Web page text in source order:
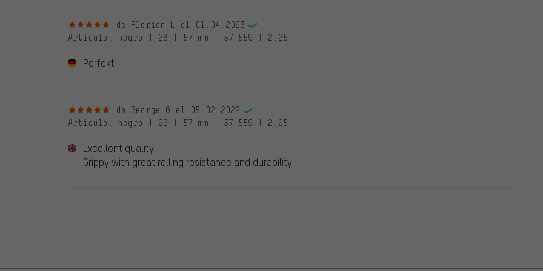
5 de 5 estrellasde Florian L. el 01.04.2023
Artículo : negro | 26 | 57 mm | 57-559 | 2.25
Perfekt
5 de 5 estrellasde George G. el 05.02.2022
Artículo : negro | 26 | 57 mm | 57-559 | 2.25
Excellent quality!
Grippy with great rolling resistance and durability!